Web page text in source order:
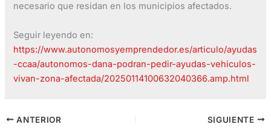
necesario que residan en los municipios afectados.
Seguir leyendo en:
https://www.autonomosyemprendedor.es/articulo/ayudas
-ccaa/autonomos-dana-podran-pedir-ayudas-vehiculos-
vivan-zona-afectada/20250114100632040366.amp.html
ANTERIOR SIGUIENTE